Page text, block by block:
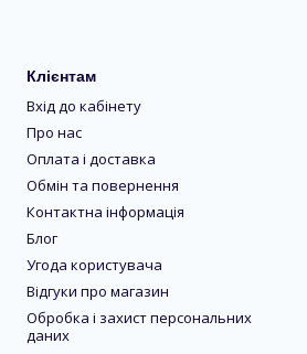
підйому та підкреслення лінії
під фігуру для
тренувань і стабільної підтримки
носіння або відпочинку
Клієнтам
Вхід до кабінету
Про нас
Оплата і доставка
Обмін та повернення
Контактна інформація
Блог
Угода користувача
Відгуки про магазин
Обробка і захист персональних
даних